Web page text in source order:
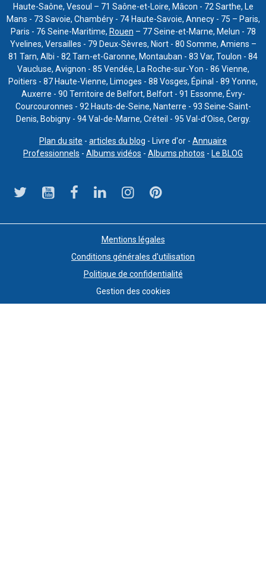
Haute-Saône, Vesoul – 71 Saône-et-Loire, Mâcon - 72 Sarthe, Le
Mans - 73 Savoie, Chambéry - 74 Haute-Savoie, Annecy - 75 – Paris,
Paris - 76 Seine-Maritime, Rouen – 77 Seine-et-Marne, Melun - 78
Yvelines, Versailles - 79 Deux-Sèvres, Niort - 80 Somme, Amiens –
81 Tarn, Albi - 82 Tarn-et-Garonne, Montauban - 83 Var, Toulon - 84
Vaucluse, Avignon - 85 Vendée, La Roche-sur-Yon - 86 Vienne,
Poitiers - 87 Haute-Vienne, Limoges - 88 Vosges, Épinal - 89 Yonne,
Auxerre - 90 Territoire de Belfort, Belfort - 91 Essonne, Évry-
Courcouronnes - 92 Hauts-de-Seine, Nanterre - 93 Seine-Saint-
Denis, Bobigny - 94 Val-de-Marne, Créteil - 95 Val-d’Oise, Cergy.
Plan du site - articles du blog - Livre d'or - Annuaire
Professionnels - Albums vidéos - Albums photos - Le BLOG
Mentions légales
Conditions générales d'utilisation
Politique de confidentialité
Gestion des cookies